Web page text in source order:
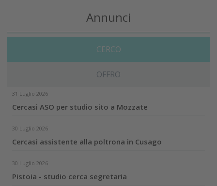
Annunci
CERCO
OFFRO
31 Luglio 2026
Cercasi ASO per studio sito a Mozzate
30 Luglio 2026
Cercasi assistente alla poltrona in Cusago
30 Luglio 2026
Pistoia - studio cerca segretaria